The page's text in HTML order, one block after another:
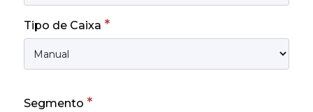
Tipo de Caixa *
Segmento *